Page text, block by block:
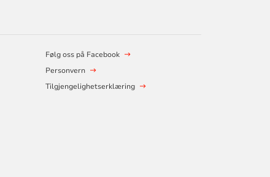
Følg oss på Facebook
Personvern
Tilgjengelighetserklæring